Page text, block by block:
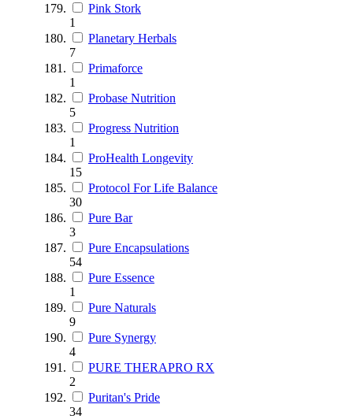
Pink Stork
1
Planetary Herbals
7
Primaforce
1
Probase Nutrition
5
Progress Nutrition
1
ProHealth Longevity
15
Protocol For Life Balance
30
Pure Bar
3
Pure Encapsulations
54
Pure Essence
1
Pure Naturals
9
Pure Synergy
4
PURE THERAPRO RX
2
Puritan's Pride
34